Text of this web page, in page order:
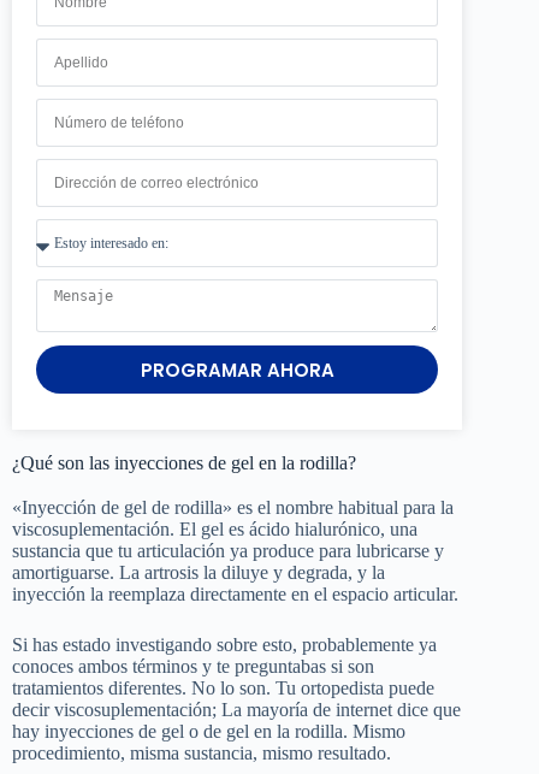
PROGRAMAR AHORA
¿Qué son las inyecciones de gel en la rodilla?
«Inyección de gel de rodilla» es el nombre habitual para la
viscosuplementación. El gel es ácido hialurónico, una
sustancia que tu articulación ya produce para lubricarse y
amortiguarse. La artrosis la diluye y degrada, y la
inyección la reemplaza directamente en el espacio articular.
Si has estado investigando sobre esto, probablemente ya
conoces ambos términos y te preguntabas si son
tratamientos diferentes. No lo son. Tu ortopedista puede
decir viscosuplementación; La mayoría de internet dice que
hay inyecciones de gel o de gel en la rodilla. Mismo
procedimiento, misma sustancia, mismo resultado.